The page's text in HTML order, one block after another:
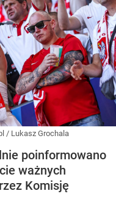
/ Lukasz Grochala
poinformowano
ważnych
Komisję